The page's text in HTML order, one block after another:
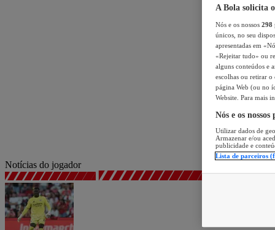
Notícias do jogador
A Bola solicita
Nós e os nossos 298
únicos, no seu
apresentadas em
«Rejeitar tudo» ou
alguns conteúdos e
escolhas ou retirar
página Web (ou no
Website. Para mais
Nós e os
Utilizar dados de
Armazenar e/ou
publicidade e
Lista de parceiros